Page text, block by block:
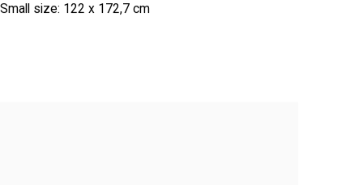
Small size: 122 x 172,7 cm